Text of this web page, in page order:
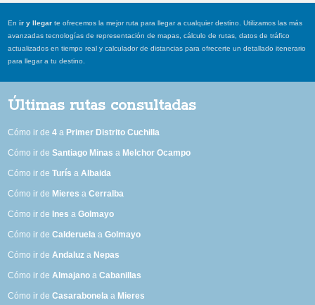
Enir y llegar te ofrecemos la mejor ruta para llegar a cualquier destino. Utilizamos las más
avanzadas tecnologías de representación de mapas, cálculo de rutas, datos de tráfico
actualizados en tiempo real y calculador de distancias para ofrecerte un detallado itenerario
para llegar a tu destino.
Últimas rutas consultadas
Cómo ir de4 a Primer Distrito Cuchilla
Cómo ir deSantiago Minas a Melchor Ocampo
Cómo ir deTurís aAlbaida
Cómo ir de Mieres aCerralba
Cómo ir de Ines aGolmayo
Cómo ir deCalderuela aGolmayo
Cómo ir deAndaluz a Nepas
Cómo ir deAlmajano aCabanillas
Cómo ir deCasarabonela a Mieres